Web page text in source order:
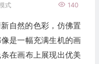
140
式
自然的色彩，仿佛置
是一幅充满生机的画
在画布上展现出优美